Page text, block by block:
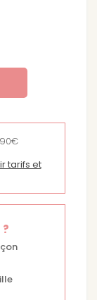
tarifs et